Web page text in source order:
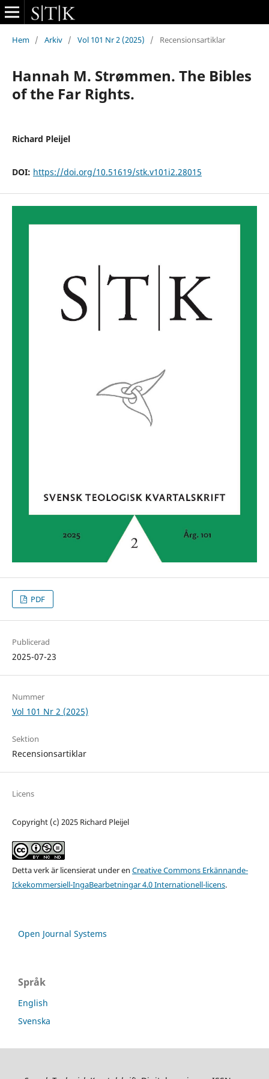
Hem / Arkiv / Vol 101 Nr 2 (2025) / Recensionsartiklar
Hannah M. Strømmen. The Bibles
of the Far Rights.
Richard Pleijel
DOI: https://doi.org/10.51619/stk.v101i2.28015
PDF
Publicerad
2025-07-23
Nummer
Vol 101 Nr 2 (2025)
Sektion
Recensionsartiklar
Licens
Copyright (c) 2025 Richard Pleijel
Detta verk är licensierat under en Creative Commons Erkännande-
Ickekommersiell-IngaBearbetningar 4.0 Internationell-licens.
Open Journal Systems
Språk
English
Svenska